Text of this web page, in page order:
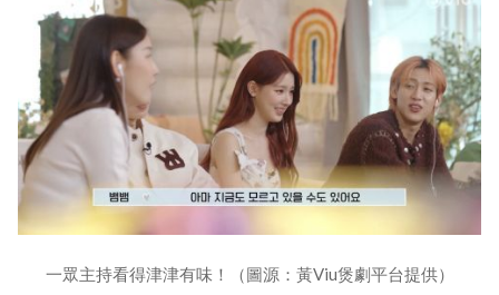
一眾主持看得津津有味！（圖源：黃Viu煲劇平台提供）